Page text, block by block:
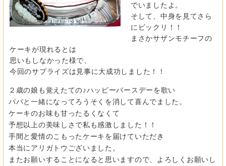
でいましたよ。
そして、中身を見てさら
にビックリ！！
まさかサザンモチーフの
ケーキが現れるとは
思いもしなかった様で、
今回のサプライズは見事に大成功しました！！
２歳の娘も覚えたての♪ハッピーバースデーを歌い
パパと一緒になってろうそくを消して喜んでました。
ケーキのお味も甘ったるくなくて
予想以上の美味しさで私も感激しました！！
手間と愛情のこもったケーキを届けていただき
本当にアリガトウございました。
またお願いすることになると思いますので、よろしくお願いし